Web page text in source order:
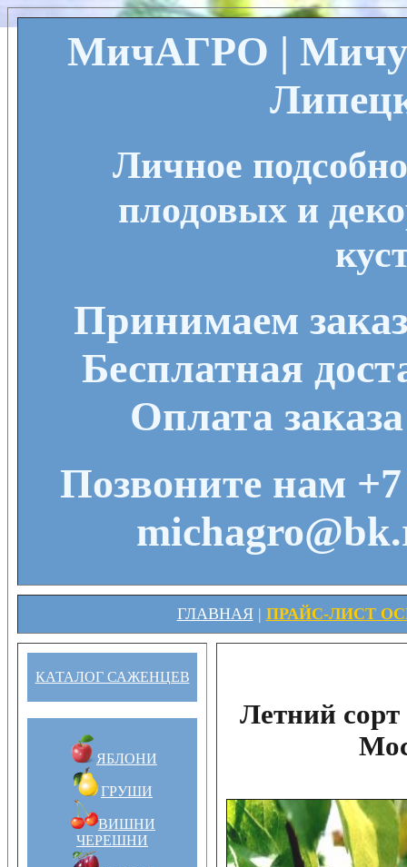
МичАГРО |
Личное
плодовых и
Принимаем
Бесплатная
Оплата
Позвоните нам
ГЛАВНАЯ| ПРАЙС-ЛИСТ
КАТАЛОГ САЖЕНЦЕВ
ЯБЛОНИ
ГРУШИ
ВИШНИ
ЧЕРЕШНИ
Летний